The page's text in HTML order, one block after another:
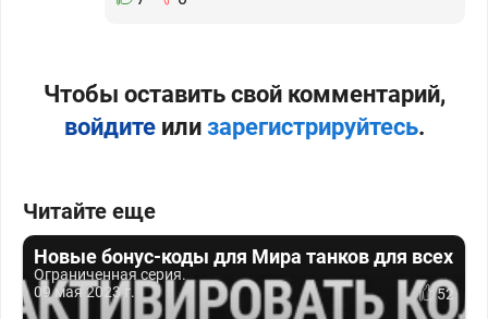
Чтобы оставить свой комментарий,
войдитеили зарегистрируйтесь.
Читайте еще
Новые бонус-коды для Мира танков для всех
Ограниченная серия.
09 мая 2023 г.
52